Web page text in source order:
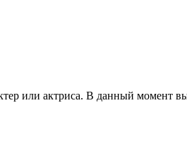
или актриса. В данный момент вы